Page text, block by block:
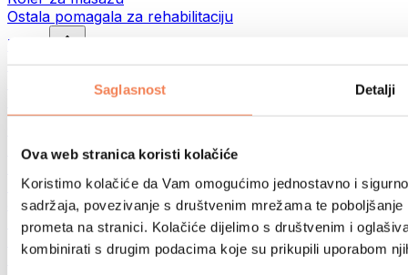
Saglasnost Detalji
Ova web stranica koristi kolačiće
Koristimo kolačiće da Vam omogućimo jednostavno i
sadržaja, povezivanje s društvenim mrežama te
prometa na stranici. Kolačiće dijelimo s društvenim i
kombinirati s drugim podacima koje su prikupili uporabom
Ostala pomagala za rehabilitaciju
Torbe
Torbe za hranu
Sportske torbe
Trčanje
Biciklizam
Joga i pilates
Kupanje hladnom vodom
Plivanje
Planinarenje